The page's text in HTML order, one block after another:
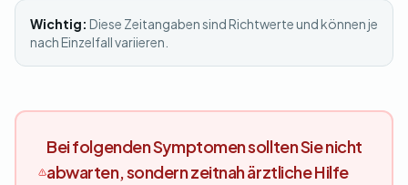
Wichtig: Diese Zeitangaben sind Richtwerte und können je
nach Einzelfall variieren.
Bei folgenden Symptomen sollten Sie nicht
abwarten, sondern zeitnah ärztliche Hilfe